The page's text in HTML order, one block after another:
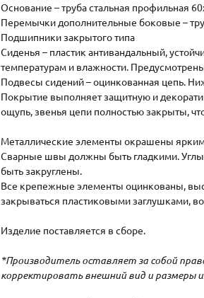
Основание – труба стальная профильная
Перемычки дополнительные боковые –
Подшипники закрытого типа
Сиденья – пластик антивандальный,
температурам и влажности.
Подвесы сидений – оцинкованная цепь.
Покрытие выполняет защитную и
ощупь, звенья цепи полностью закрыты,
Металлические элементы окрашены
Сварные швы должны быть гладкими. Углы
быть закруглены.
Все крепежные элементы оцинкованы,
закрываться пластиковыми заглушками,
Изделие поставляется в сборе.
*Производитель оставляет за собой
корректировать внешний вид и размеры